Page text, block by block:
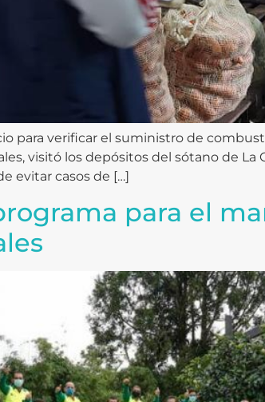
para verificar el suministro de
visitó los depósitos del sótano de
evitar casos de […]
para el